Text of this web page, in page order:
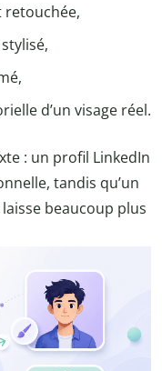
retouchée,
d’un visage réel.
: un profil LinkedIn
tandis qu’un
beaucoup plus